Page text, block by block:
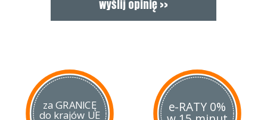
za GRANICĘ
do krajów UE
e-RATY 0%